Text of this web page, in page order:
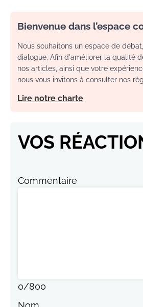
Bienvenue dans l’espace
Nous souhaitons un espace de
dialogue. Afin d'améliorer la qualité
nos articles, ainsi que votre
nous vous invitons à consulter nos
Lire notre charte
VOS
Commentaire
0/800